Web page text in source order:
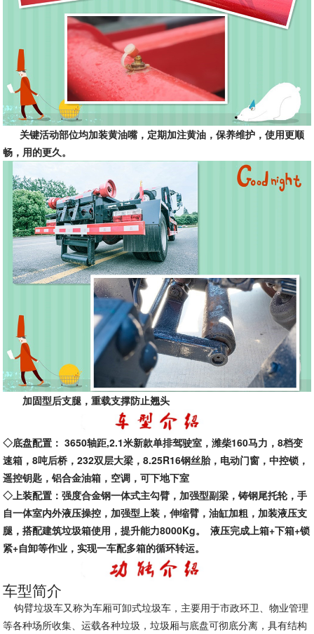
关键活动部位均加装黄油嘴，定期加注黄油，保养维护，使用更顺
畅，用的更久。
加固型后支腿，重载支撑防止翘头
◇底盘配置： 3650轴距,2.1米新款单排驾驶室，潍柴160马力，8档变
速箱，8吨后桥，232双层大梁，8.25R16钢丝胎，电动门窗，中控锁，
遥控钥匙，铝合金油箱，空调，可下地下室
◇上装配置：强度合金钢一体式主勾臂，加强型副梁，铸钢尾托轮，手
自一体室内外液压操控，加强型上装，伸缩臂，油缸加粗，加装液压支
腿，搭配建筑垃圾箱使用，提升能力8000Kg。 液压完成上箱+下箱+锁
紧+自卸等作业，实现一车配多箱的循环转运。
车型简介
钩臂垃圾车又称为车厢可卸式垃圾车，主要用于市政环卫、物业管理
等各种场所收集、运载各种垃圾，垃圾厢与底盘可彻底分离，具有结构